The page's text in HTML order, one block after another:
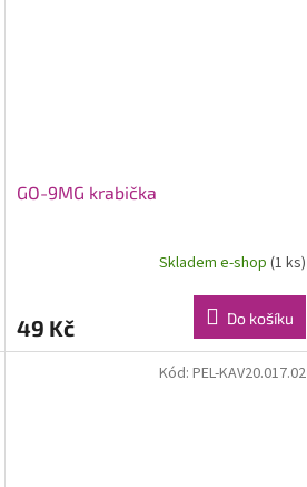
GO-9MG krabička
Skladem e-shop (1 ks)
49 Kč Do košíku
Kód: PEL-KAV20.017.02